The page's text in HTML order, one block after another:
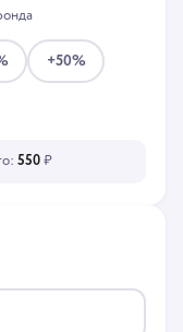
+50%
550 ₽